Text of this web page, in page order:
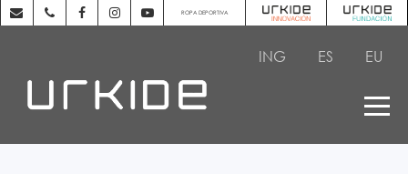
ROPA DEPORTIVA
ING ES EU